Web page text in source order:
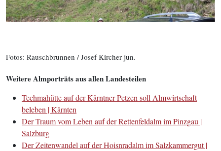
Fotos: Rauschbrunnen / Josef Kircher jun.
Weitere Almporträts aus allen Landesteilen
Techmahütte auf der Kärntner Petzen soll Almwirtschaft
beleben | Kärnten
Der Traum vom Leben auf der Rettenfeldalm im Pinzgau |
Salzburg
Der Zeitenwandel auf der Hoisnradalm im Salzkammergut |